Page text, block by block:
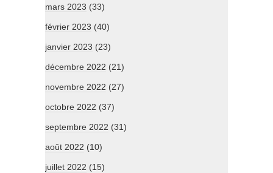
mars 2023 (33)
février 2023 (40)
janvier 2023 (23)
décembre 2022 (21)
novembre 2022 (27)
octobre 2022 (37)
septembre 2022 (31)
août 2022 (10)
juillet 2022 (15)